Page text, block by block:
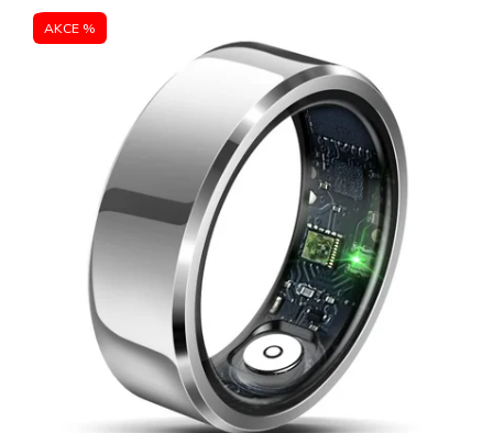
AKCE %